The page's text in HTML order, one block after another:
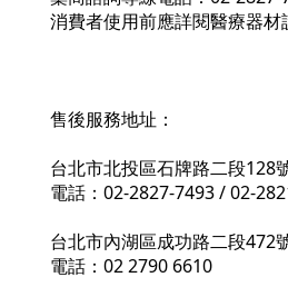
消費者使用前應詳閱醫療器材
售後服務地址：
台北市北投區石牌路二段128
電話：02-2827-7493 / 02-
台北市內湖區成功路二段472
電話：02 2790 6610